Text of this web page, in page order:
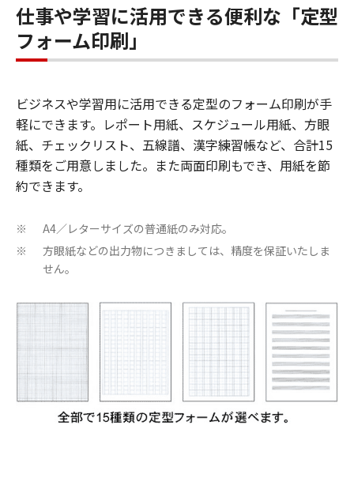
仕事や学習に活用できる便利な「定型
フォーム印刷」
ビジネスや学習用に活用できる定型のフォーム印刷が手
軽にできます。レポート用紙、スケジュール用紙、方眼
紙、チェックリスト、五線譜、漢字練習帳など、合計15
種類をご用意しました。また両面印刷もでき、用紙を節
約できます。
※ A4／レターサイズの普通紙のみ対応。
※
方眼紙などの出力物につきましては、精度を保証いたしま
せん。